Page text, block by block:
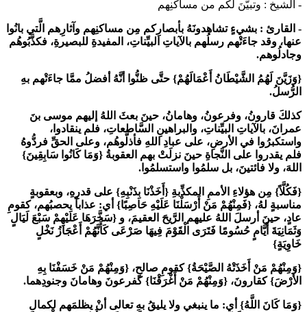
- الشيخ : وتبيَّنَ لكم من مساكنِهم
- القارئ : بشيءٍ تشاهدونَهُ بأبصارِكم مِن مساكنِهم وآثارِهم الَّتي بانُوا
عنها، وقد جاءَتْهم رسلُهم بالآياتِ البيِّناتِ، المفيدةِ للبصيرةِ، فكذَّبُوهُم
وجادلُوهم.
{وَزَيَّنَ لَهُمُ الشَّيْطَانُ أَعْمَالَهُمْ} حتَّى ظنُّوا أنَّهُ أفضلُ ممَّا جاءَتْهم بهِ
الرُّسلُ.
كذلكَ قارونُ، وفرعونُ، وهامانُ، حينَ بعثَ اللهُ إليهم موسى بنَ
عمرانَ، بالآياتِ البيِّناتِ، والبراهينِ السَّاطعاتِ، فلم ينقادوا،
واستكبرُوا في الأرضِ، على عبادِ اللهِ فأذلُّوهُم، وعلى الحقِّ فردُّوهُ
فلم يقدروا على النَّجاةِ حينَ نزلَتْ بهم العقوبةُ {وَمَا كَانُوا سَابِقِينَ}
اللهَ، ولا فائتينَ، بل سلمُوا واستسلمُوا.
{فَكُلَّاً} مِن هؤلاءِ الأممِ المكذِّبةِ {أَخَذْنَا بِذَنْبِهِ} على قدرِهِ، وبعقوبةٍ
مناسبةٍ لهُ، {فَمِنْهُمْ مَنْ أَرْسَلْنَا عَلَيْهِ حَاصِبًا} أي: عذاباً يحصبُهم، كقومِ
عادٍ، حينَ أرسلَ اللهُ عليهم الرَّيحَ العقيمَ، و {سَخَّرَهَا عَلَيْهِمْ سَبْعَ لَيَالٍ
وَثَمَانِيَةَ أَيَّامٍ حُسُومًا فَتَرَى الْقَوْمَ فِيهَا صَرْعَى كَأَنَّهُمْ أَعْجَازُ نَخْلٍ
خَاوِيَةٍ}
{وَمِنْهُمْ مَنْ أَخَذَتْهُ الصَّيْحَةُ} كقومِ صالحٍ، {وَمِنْهُمْ مَنْ خَسَفْنَا بِهِ
الأرْضَ} كقارونَ، {وَمِنْهُمْ مَنْ أَغْرَقْنَا} كفرعونَ وهامانَ وجنودِهما.
{وَمَا كَانَ اللَّهُ} أي: ما ينبغي ولا يليقُ بهِ تعالى أنْ يظلمَهم لكمالِ